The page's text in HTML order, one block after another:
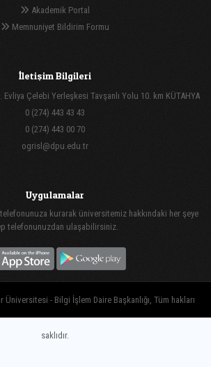
Akademik Portal
Memnuniyet Bildirim Formu
İletişim Bilgileri
Evliya Çelebi Yerleşkesi Tavşanlı Yolu 10. km KÜTAHYA
0 (274) 443 43 43
0 (274) 443 00 70
ogrisl@dpu.edu.tr
Uygulamalar
kurarak üniversitemiz hakkındaki her şeye
telefonunuzdan ulaşabilirsiniz.
Üniversitesi - Bilgi İşlem Daire Başkanlığı, Tüm hakları
saklıdır.